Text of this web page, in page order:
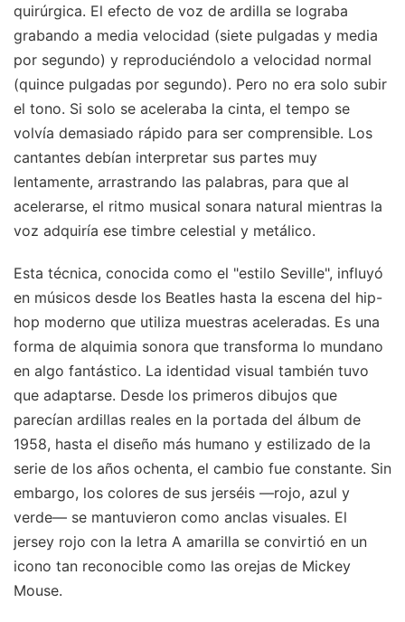
quirúrgica. El efecto de voz de ardilla se lograba
grabando a media velocidad (siete pulgadas y media
por segundo) y reproduciéndolo a velocidad normal
(quince pulgadas por segundo). Pero no era solo subir
el tono. Si solo se aceleraba la cinta, el tempo se
volvía demasiado rápido para ser comprensible. Los
cantantes debían interpretar sus partes muy
lentamente, arrastrando las palabras, para que al
acelerarse, el ritmo musical sonara natural mientras la
voz adquiría ese timbre celestial y metálico.
Esta técnica, conocida como el "estilo Seville", influyó
en músicos desde los Beatles hasta la escena del hip-
hop moderno que utiliza muestras aceleradas. Es una
forma de alquimia sonora que transforma lo mundano
en algo fantástico. La identidad visual también tuvo
que adaptarse. Desde los primeros dibujos que
parecían ardillas reales en la portada del álbum de
1958, hasta el diseño más humano y estilizado de la
serie de los años ochenta, el cambio fue constante. Sin
embargo, los colores de sus jerséis —rojo, azul y
verde— se mantuvieron como anclas visuales. El
jersey rojo con la letra A amarilla se convirtió en un
icono tan reconocible como las orejas de Mickey
Mouse.